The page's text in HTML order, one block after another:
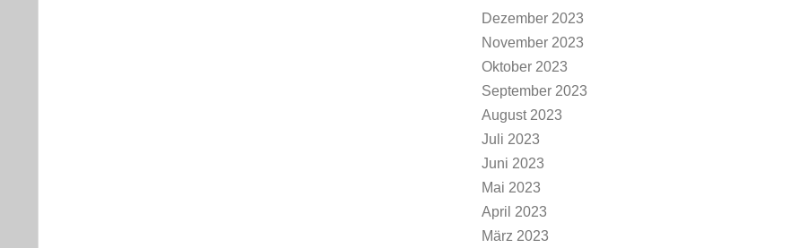
Dezember 2023
November 2023
Oktober 2023
September 2023
August 2023
Juli 2023
Juni 2023
Mai 2023
April 2023
März 2023